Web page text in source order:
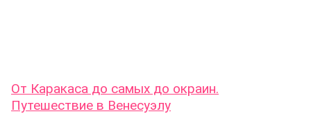
От Каракаса до самых до окраин.
Путешествие в Венесуэлу